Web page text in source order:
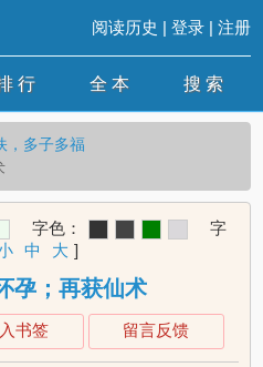
阅读历史 | 登录| 注册
行 全 本 搜 索
，多子多福
字色：
字
中 大 ]
孕；再获仙术
书签 留言反馈